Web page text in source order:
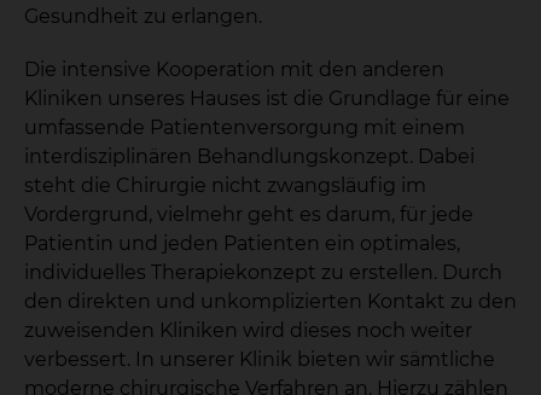
Gesundheit zu erlangen.
Die intensive Kooperation mit den anderen
Kliniken unseres Hauses ist die Grundlage für eine
umfassende Patientenversorgung mit einem
interdisziplinären Behandlungskonzept. Dabei
steht die Chirurgie nicht zwangsläufig im
Vordergrund, vielmehr geht es darum, für jede
Patientin und jeden Patienten ein optimales,
individuelles Therapiekonzept zu erstellen. Durch
den direkten und unkomplizierten Kontakt zu den
zuweisenden Kliniken wird dieses noch weiter
verbessert. In unserer Klinik bieten wir sämtliche
moderne chirurgische Verfahren an. Hierzu zählen